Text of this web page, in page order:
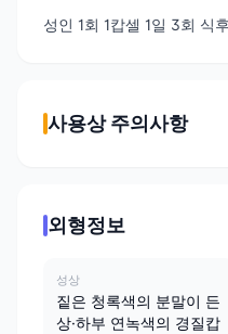
성인 1회 1캅셀 1일 3회 식
사용상 주의사항
외형정보
성상
짙은 청록색의 분말이 든
상·하부 연녹색의 경질캅